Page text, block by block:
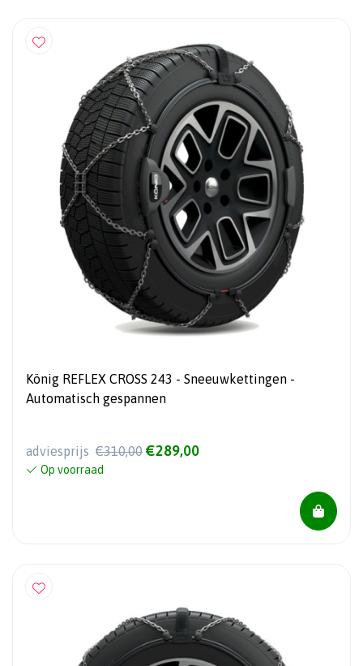
König REFLEX CROSS 243 - Sneeuwkettingen -
Automatisch gespannen
adviesprijs €310,00 €289,00
Op voorraad